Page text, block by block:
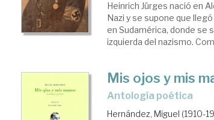
Heinrich Jürges nació en
Nazi y se supone que
en Sudamérica, donde se
izquierda del nazismo.
Mis ojos y mis
Antología poética
Hernández, Miguel (1910-